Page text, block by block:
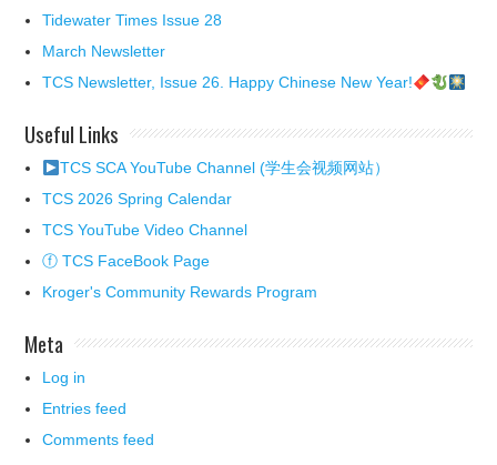
Tidewater Times Issue 28
March Newsletter
TCS Newsletter, Issue 26. Happy Chinese New Year!
Useful Links
TCS SCA YouTube Channel (学生会视频网站）
TCS 2026 Spring Calendar
TCS YouTube Video Channel
ⓕ TCS FaceBook Page
Kroger's Community Rewards Program
Meta
Log in
Entries feed
Comments feed